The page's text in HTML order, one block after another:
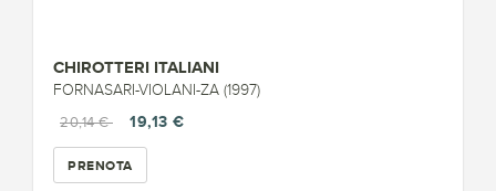
CHIROTTERI ITALIANI
FORNASARI-VIOLANI-ZA (1997)
20,14 €
19,13 €
PRENOTA